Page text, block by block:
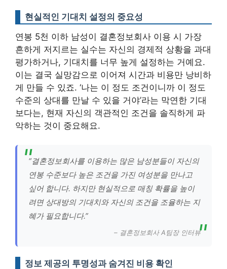
현실적인 기대치 설정의 중요성
연봉 5천 이하 남성이 결혼정보회사 이용 시 가장
흔하게 저지르는 실수는 자신의 경제적 상황을 과대
평가하거나, 기대치를 너무 높게 설정하는 거예요.
이는 결국 실망감으로 이어져 시간과 비용만 낭비하
게 만들 수 있죠. ‘나는 이 정도 조건이니까 이 정도
수준의 상대를 만날 수 있을 거야’라는 막연한 기대
보다는, 현재 자신의 객관적인 조건을 솔직하게 파
악하는 것이 중요해요.
“결혼정보회사를 이용하는 많은 남성분들이 자신의
연봉 수준보다 높은 조건을 가진 여성분을 만나고
싶어 합니다. 하지만 현실적으로 매칭 확률을 높이
려면 상대방의 기대치와 자신의 조건을 조율하는 지
혜가 필요합니다.”
– 결혼정보회사 A팀장 인터뷰
정보 제공의 투명성과 숨겨진 비용 확인